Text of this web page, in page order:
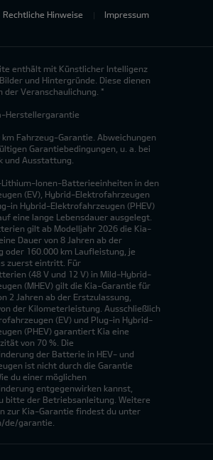
Rechtliche Hinweise Impressum
enthält mit Künstlicher Intelligenz
und Hintergründe. Diese dienen
der Veranschaulichung. *
Herstellergarantie
km Fahrzeug-Garantie. Abweichungen
Garantiebedingungen, u. a. bei
und Ausstattung.
Lithium-Ionen-Batterieeinheiten in den
(EV), Hybrid-Elektrofahrzeugen
in Hybrid-Elektrofahrzeugen (PHEV)
eine lange Lebensdauer ausgelegt.
gilt ab Modelljahr 2026 die Kia-
Dauer von 8 Jahren ab der
oder 160.000 km Laufleistung, je
zuerst eintritt. Für
(48 V und 12 V) in Mild-Hybrid-
(MHEV) gilt die Kia-Garantie für
2 Jahren ab der Erstzulassung,
der Kilometerleistung. Ausschließlich
(EV) und Plug-in Hybrid-
(PHEV) garantiert Kia eine
von 70 %. Die
der Batterie in HEV- und
ist nicht durch die Garantie
du einer möglichen
entgegenwirken kannst,
bitte der Betriebsanleitung. Weitere
zur Kia-Garantie findest du unter
de/garantie.